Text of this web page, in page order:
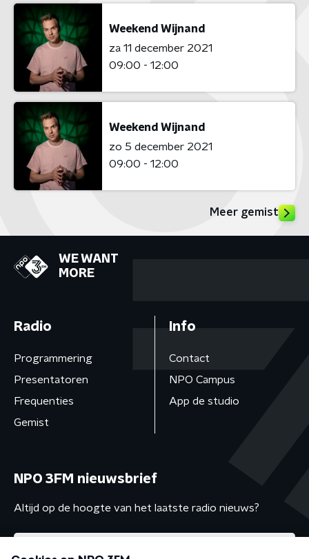
Weekend Wijnand
za 11 december 2021
09:00 - 12:00
Weekend Wijnand
zo 5 december 2021
09:00 - 12:00
Meer gemist
WE WANT
MORE
Radio
Programmering
Presentatoren
Frequenties
Gemist
Info
Contact
NPO Campus
App de studio
NPO 3FM nieuwsbrief
Altijd op de hoogte van het laatste radio nieuws?